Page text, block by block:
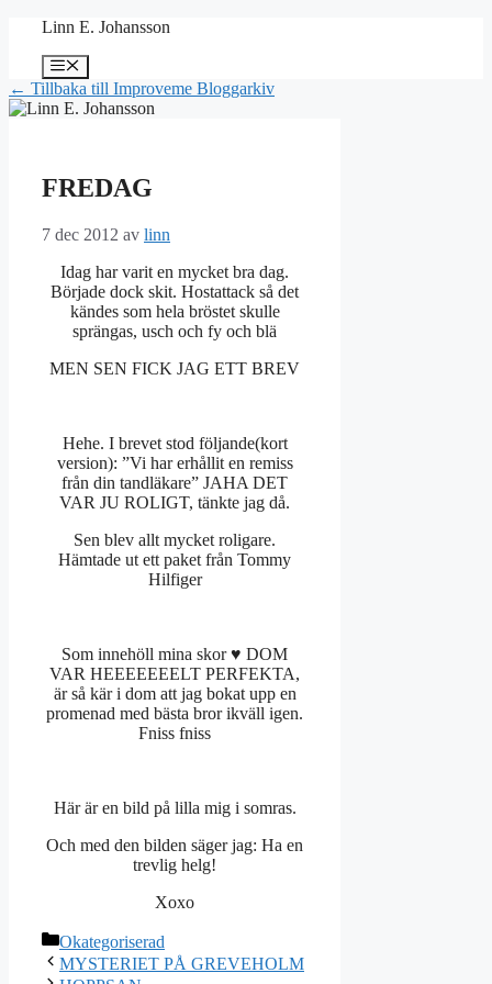
Hoppa
innehåll
Linn E. Johansson
Meny
← Tillbaka till Improveme Bloggarkiv
FREDAG
7 dec 2012 av linn
Idag har varit en mycket bra dag.
Började dock skit. Hostattack så det
kändes som hela bröstet skulle
sprängas, usch och fy och blä
MEN SEN FICK JAG ETT BREV
Hehe. I brevet stod följande(kort
version): ”Vi har erhållit en remiss
från din tandläkare” JAHA DET
VAR JU ROLIGT, tänkte jag då.
Sen blev allt mycket roligare.
Hämtade ut ett paket från Tommy
Hilfiger
Som innehöll mina skor ♥ DOM
VAR HEEEEEEELT PERFEKTA,
är så kär i dom att jag bokat upp en
promenad med bästa bror ikväll igen.
Fniss fniss
Här är en bild på lilla mig i somras.
Och med den bilden säger jag: Ha en
trevlig helg!
Xoxo
Kategorier
Okategoriserad
MYSTERIET PÅ GREVEHOLM